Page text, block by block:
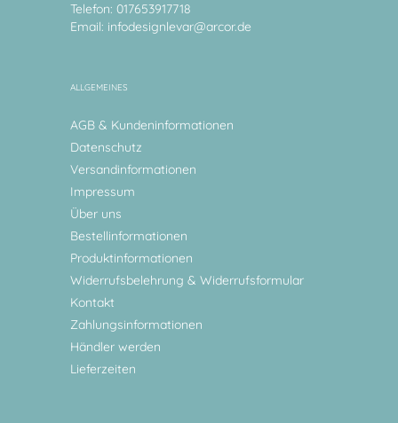
Telefon: 017653917718
Email: infodesignlevar@arcor.de
ALLGEMEINES
AGB & Kundeninformationen
Datenschutz
Versandinformationen
Impressum
Über uns
Bestellinformationen
Produktinformationen
Widerrufsbelehrung & Widerrufsformular
Kontakt
Zahlungsinformationen
Händler werden
Lieferzeiten